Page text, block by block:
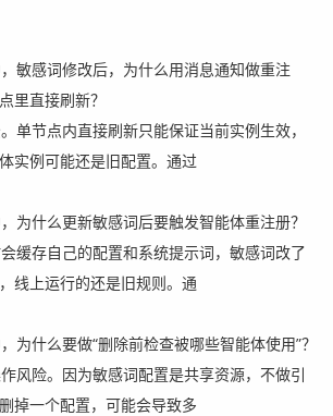
敏感词修改后，为什么用消息通知做重注
里直接刷新？
单节点内直接刷新只能保证当前实例生效，
实例可能还是旧配置。通过
为什么更新敏感词后要触发智能体重注册？
缓存自己的配置和系统提示词，敏感词改了
线上运行的还是旧规则。通
为什么要做“删除前检查被哪些智能体使用”？
风险。因为敏感词配置是共享资源，不做引
掉一个配置，可能会导致多